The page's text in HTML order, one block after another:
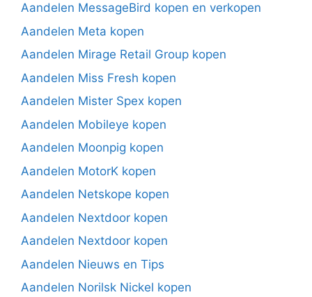
Aandelen MessageBird kopen en verkopen
Aandelen Meta kopen
Aandelen Mirage Retail Group kopen
Aandelen Miss Fresh kopen
Aandelen Mister Spex kopen
Aandelen Mobileye kopen
Aandelen Moonpig kopen
Aandelen MotorK kopen
Aandelen Netskope kopen
Aandelen Nextdoor kopen
Aandelen Nextdoor kopen
Aandelen Nieuws en Tips
Aandelen Norilsk Nickel kopen